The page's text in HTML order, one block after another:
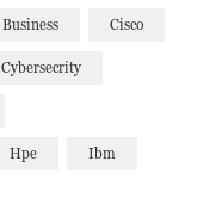
Business Cisco
Cybersecrity
Hpe Ibm